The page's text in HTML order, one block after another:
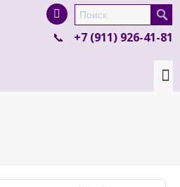
product in a size size .
colour items.
+7 (911) 926-41-81